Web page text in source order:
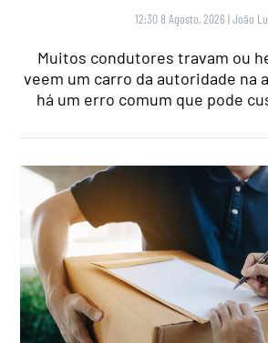
12:30 8 Agosto, 2026 |João
Muitos condutores travam ou
veem um carro da autoridade na
há um erro comum que pode